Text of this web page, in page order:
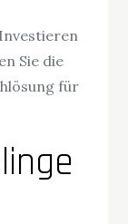
Sie die
für